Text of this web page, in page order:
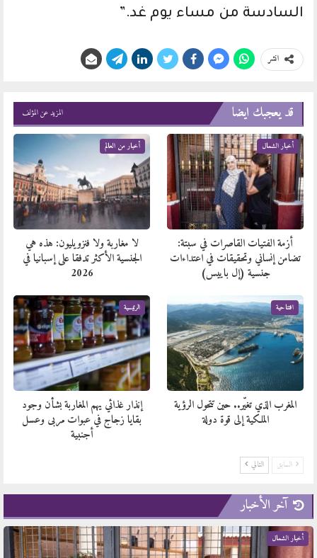
السادسة من مساء يوم غد.”
انشر
قد يعجبك ايضا المزيد عن المؤلف
أخبار الشمال
أزمة الفتيات القاصرات في سبتة:
تضامن إنساني وتحقيقات في اعتداءات
جنسية (إل باييس)
أخبار من العالم
لا مغاربة ولا فنزويليون: هذه هي
الجنسية الأكثر تدفقا على إسبانيا في
2026
افتتاحية
المغرب الذي تغيّر.. حين تتحول الرؤية
الملكية إلى قوة دولة
الرئيسية
إنذار غذائي يهم المغاربة بشأن وجود
بقايا زجاج في عبوات مربى وعسل
أجنبية
السابق التالي
آخر الأخبار
أخبار الشمال